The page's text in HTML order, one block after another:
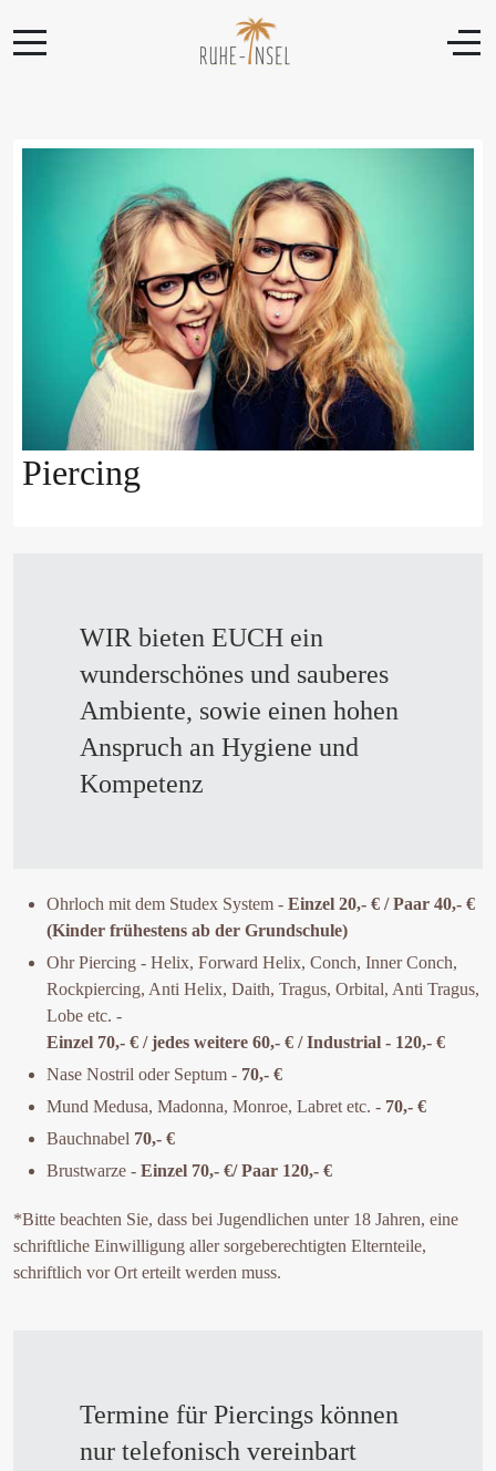
Piercing
WIR bieten EUCH ein
wunderschönes und sauberes
Ambiente, sowie einen hohen
Anspruch an Hygiene und
Kompetenz
Ohrloch mit dem Studex System - Einzel 20,- € / Paar 40,- €
(Kinder frühestens ab der Grundschule)
Ohr Piercing - Helix, Forward Helix, Conch, Inner Conch,
Rockpiercing, Anti Helix, Daith, Tragus, Orbital, Anti Tragus,
Lobe etc. -
Einzel 70,- € / jedes weitere 60,- € / Industrial - 120,- €
Nase Nostril oder Septum - 70,- €
Mund Medusa, Madonna, Monroe, Labret etc. - 70,- €
Bauchnabel 70,- €
Brustwarze - Einzel 70,- €/ Paar 120,- €
*Bitte beachten Sie, dass bei Jugendlichen unter 18 Jahren, eine
schriftliche Einwilligung aller sorgeberechtigten Elternteile,
schriftlich vor Ort erteilt werden muss.
Termine für Piercings können
nur telefonisch vereinbart